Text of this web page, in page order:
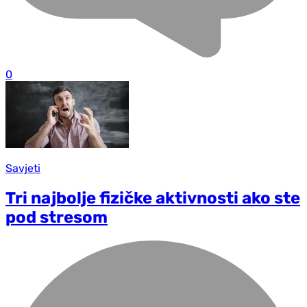
0
Savjeti
Tri najbolje fizičke aktivnosti ako ste
pod stresom